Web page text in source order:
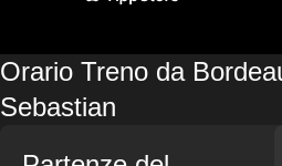
Orario Treno da
Sebastian